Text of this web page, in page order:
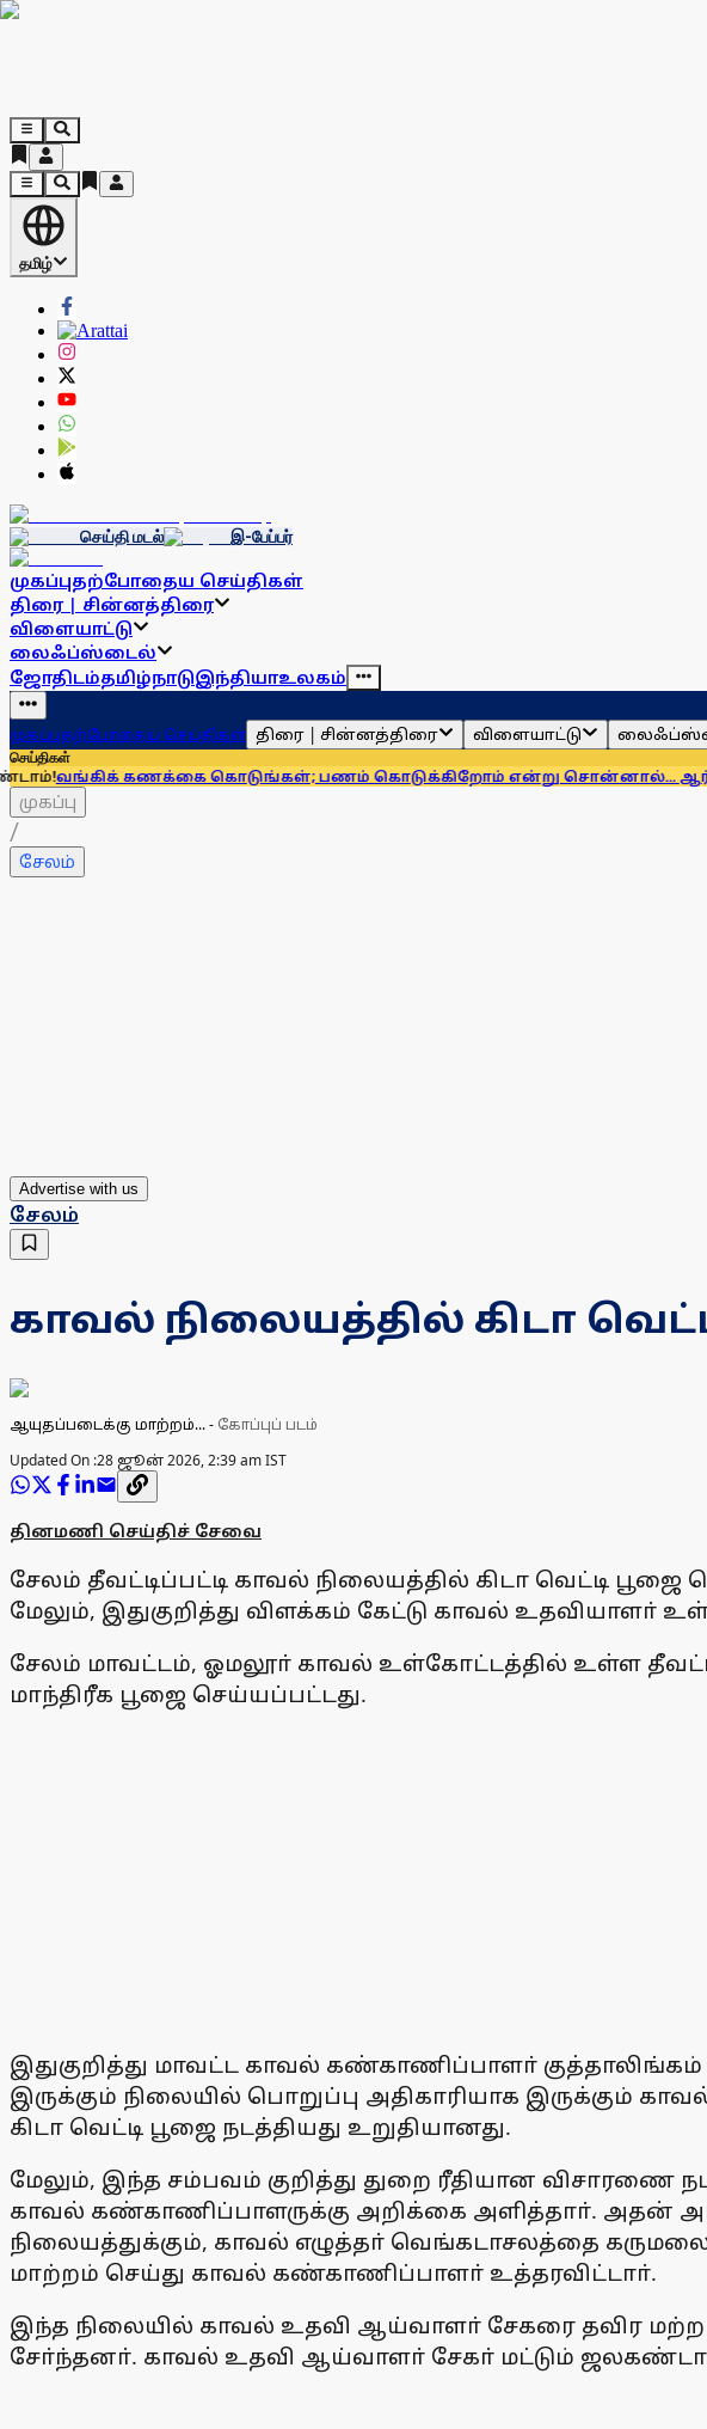
தமிழ்
செய்தி மடல் இ-பேப்பர்
முகப்புதற்போதைய செய்திகள்
திரை | சின்னத்திரை
விளையாட்டு
லைஃப்ஸ்டைல்
ஜோதிடம்தமிழ்நாடுஇந்தியாஉலகம்
முகப்புதற்போதைய செய்திகள் திரை | சின்னத்திரை விளையாட்டு
செய்திகள்
கணக்கை கொடுங்கள்; பணம் கொடுக்கிறோம் என்று சொன்னால்... ஆர்பிஐ
முகப்பு
/
சேலம்
Advertise with us
சேலம்
காவல் நிலையத்தில் கிடா
ஆயுதப்படைக்கு மாற்றம்...- கோப்புப் படம்
Updated On :28 ஜூன் 2026, 2:39 am IST
தினமணி செய்திச் சேவை
சேலம் தீவட்டிப்பட்டி காவல் நிலையத்தில் கிடா வெட்டி
மேலும், இதுகுறித்து விளக்கம் கேட்டு காவல் உதவியாளா்
சேலம் மாவட்டம், ஓமலூா் காவல் உள்கோட்டத்தில் உள்ள
மாந்திரீக பூஜை செய்யப்பட்டது.
இதுகுறித்து மாவட்ட காவல் கண்காணிப்பாளா்
இருக்கும் நிலையில் பொறுப்பு அதிகாரியாக இருக்கும்
கிடா வெட்டி பூஜை நடத்தியது உறுதியானது.
மேலும், இந்த சம்பவம் குறித்து துறை ரீதியான
காவல் கண்காணிப்பாளருக்கு அறிக்கை அளித்தாா். அதன்
நிலையத்துக்கும், காவல் எழுத்தா் வெங்கடாசலத்தை
மாற்றம் செய்து காவல் கண்காணிப்பாளா் உத்தரவிட்டாா்.
இந்த நிலையில் காவல் உதவி ஆய்வாளா் சேகரை தவிர மற்ற
சோ்ந்தனா். காவல் உதவி ஆய்வாளா் சேகா் மட்டும்